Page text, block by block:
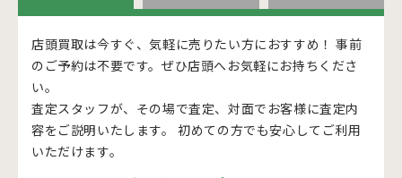
店頭買取は今すぐ、気軽に売りたい方におすすめ！ 事前
のご予約は不要です。ぜひ店頭へお気軽にお持ちくださ
い。
査定スタッフが、その場で査定、対面でお客様に査定内
容をご説明いたします。 初めての方でも安心してご利用
いただけます。